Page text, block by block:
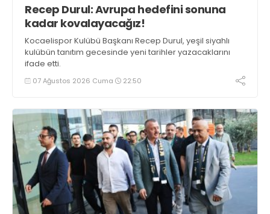
Recep Durul: Avrupa hedefini sonuna
kadar kovalayacağız!
Kocaelispor Kulübü Başkanı Recep Durul, yeşil siyahlı
kulübün tanıtım gecesinde yeni tarihler yazacaklarını
ifade etti.
07 Ağustos 2026 Cuma 22:50